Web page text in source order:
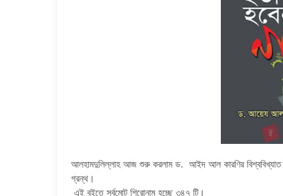
আলহামদুলিল্লাহ আজ শুরু করলাম ড. আইদ আল কারণির বিশ্ববিখ্যাত
গ্রন্থ।
এই বইতে সর্বমোট শিরোনাম হচ্ছে ৩৪৭ টি।